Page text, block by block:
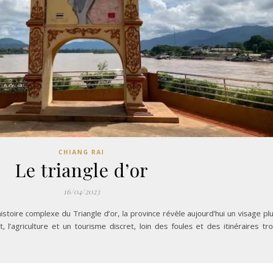
CHIANG RAI
Le triangle d’or
16/04/2023
complexe du Triangle d’or, la province révèle aujourd’hui un visage
l’agriculture et un tourisme discret, loin des foules et des itinéraires